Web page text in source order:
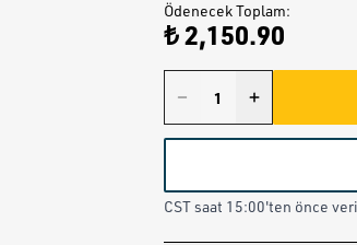
Ödenecek Toplam:
₺ 2,150.90
CST saat 15:00'ten önce